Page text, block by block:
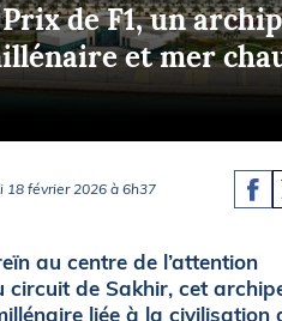
de F1, un
et mer
18 février 2026 à 6h37
au centre de l’attention
de Sakhir, cet
liée à la civilisation